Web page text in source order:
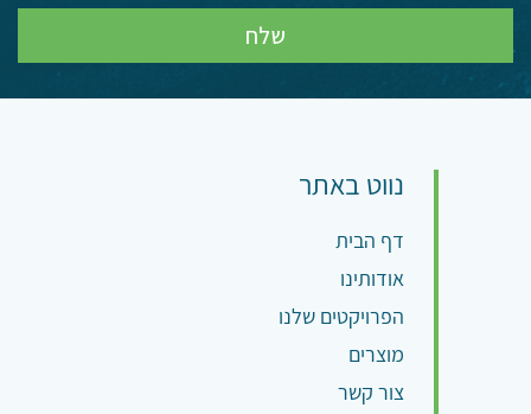
נווט באתר
דף הבית
אודותינו
הפרויקטים שלנו
מוצרים
צור קשר